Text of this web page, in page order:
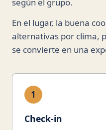
En el lugar, la buena
alternativas por clima,
se convierte en una
1
Check-in